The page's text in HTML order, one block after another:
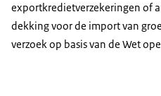
exportkredietverzekeringen of
dekking voor de import van
verzoek op basis van de Wet